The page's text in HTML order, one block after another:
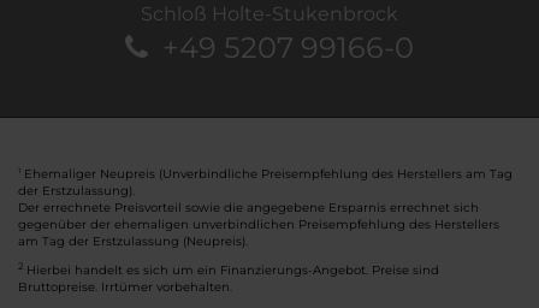
Schloß Holte-Stukenbrock
+49 5207 99166-0
Ehemaliger Neupreis (Unverbindliche Preisempfehlung des Herstellers am Tag
der Erstzulassung).
Der errechnete Preisvorteil sowie die angegebene Ersparnis errechnet sich
gegenüber der ehemaligen unverbindlichen Preisempfehlung des Herstellers
am Tag der Erstzulassung (Neupreis).
2 Hierbei handelt es sich um ein Finanzierungs-Angebot. Preise sind
Bruttopreise. Irrtümer vorbehalten.